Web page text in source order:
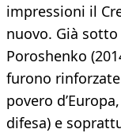
impressioni il
nuovo. Già
Poroshenko
furono
povero
difesa) e